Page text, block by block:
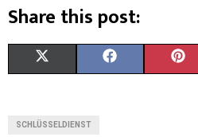
Share this post:
SCHLÜSSELDIENST